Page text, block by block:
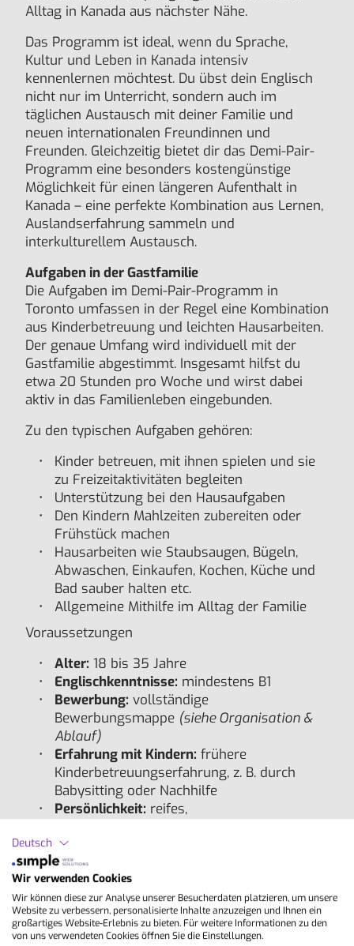
Alltag in Kanada aus nächster Nähe.
Das Programm ist ideal, wenn du Sprache,
Kultur und Leben in Kanada intensiv
kennenlernen möchtest. Du übst dein Englisch
nicht nur im Unterricht, sondern auch im
täglichen Austausch mit deiner Familie und
neuen internationalen Freundinnen und
Freunden. Gleichzeitig bietet dir das Demi-Pair-
Programm eine besonders kostengünstige
Möglichkeit für einen längeren Aufenthalt in
Kanada – eine perfekte Kombination aus Lernen,
Auslandserfahrung sammeln und
interkulturellem Austausch.
Aufgaben in der Gastfamilie
Die Aufgaben im Demi-Pair-Programm in
Toronto umfassen in der Regel eine Kombination
aus Kinderbetreuung und leichten Hausarbeiten.
Der genaue Umfang wird individuell mit der
Gastfamilie abgestimmt. Insgesamt hilfst du
etwa 20 Stunden pro Woche und wirst dabei
aktiv in das Familienleben eingebunden.
Zu den typischen Aufgaben gehören:
Kinder betreuen, mit ihnen spielen und sie
zu Freizeitaktivitäten begleiten
Unterstützung bei den Hausaufgaben
Den Kindern Mahlzeiten zubereiten oder
Frühstück machen
Hausarbeiten wie Staubsaugen, Bügeln,
Abwaschen, Einkaufen, Kochen, Küche und
Bad sauber halten etc.
Allgemeine Mithilfe im Alltag der Familie
Voraussetzungen
Alter: 18 bis 35 Jahre
Englischkenntnisse: mindestens B1
Bewerbung: vollständige
Bewerbungsmappe (sieheOrganisation &
Ablauf)
Erfahrung mit Kindern: frühere
Kinderbetreuungserfahrung, z. B. durch
Babysitting oder Nachhilfe
Persönlichkeit: reifes,
Einstellung
Krankenversicherung:
gesamte Programmdauer (kann über
Access English abgeschlossen werden)
Hinweis:Es werden ausschließlich
Nichtraucher vermittelt
Deutsch
Wir verwenden Cookies
Wir können diese zur Analyse unserer Besucherdaten platzieren, um unsere
Website zu verbessern, personalisierte Inhalte anzuzeigen und Ihnen ein
großartiges Website-Erlebnis zu bieten. Für weitere Informationen zu den
von uns verwendeten Cookies öffnen Sie die Einstellungen.